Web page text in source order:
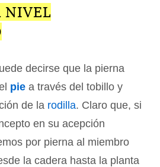
NIVEL
decirse que la pierna
pie a través del tobillo y
de la rodilla. Claro que, si
en su acepción
por pierna al miembro
la cadera hasta la planta